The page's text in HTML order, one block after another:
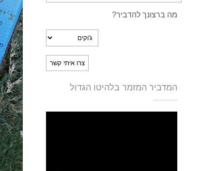
מה ברצונך להדביר?
המדביר המזמר בלהיטו הגדול